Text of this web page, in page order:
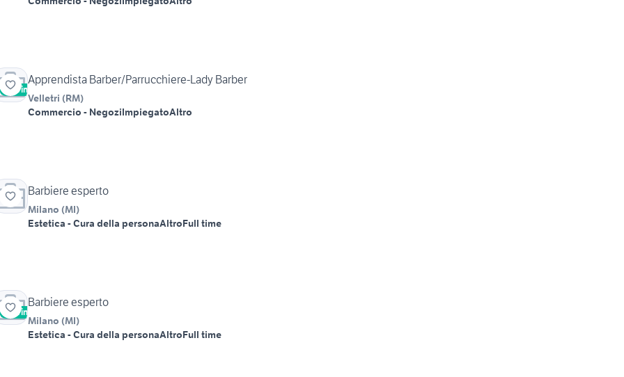
Vetrina
Apprendista Barber/Parrucchiere-Lady Barber
Velletri (RM)
Commercio - NegoziImpiegatoAltro
Barbiere esperto
Milano (MI)
Estetica - Cura della personaAltroFull time
Vetrina
Barbiere esperto
Milano (MI)
Estetica - Cura della personaAltroFull time